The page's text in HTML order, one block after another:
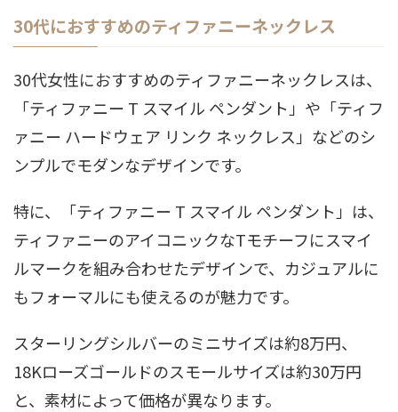
30代におすすめのティファニーネックレス
30代女性におすすめのティファニーネックレスは、
「ティファニー T スマイル ペンダント」や「ティフ
ァニー ハードウェア リンク ネックレス」などのシ
ンプルでモダンなデザインです。
特に、「ティファニー T スマイル ペンダント」は、
ティファニーのアイコニックなTモチーフにスマイ
ルマークを組み合わせたデザインで、カジュアルに
もフォーマルにも使えるのが魅力です。
スターリングシルバーのミニサイズは約8万円、
18Kローズゴールドのスモールサイズは約30万円
と、素材によって価格が異なります。